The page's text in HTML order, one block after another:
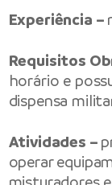
Experiência –
Requisitos
horário e
dispensa
Atividades –
operar